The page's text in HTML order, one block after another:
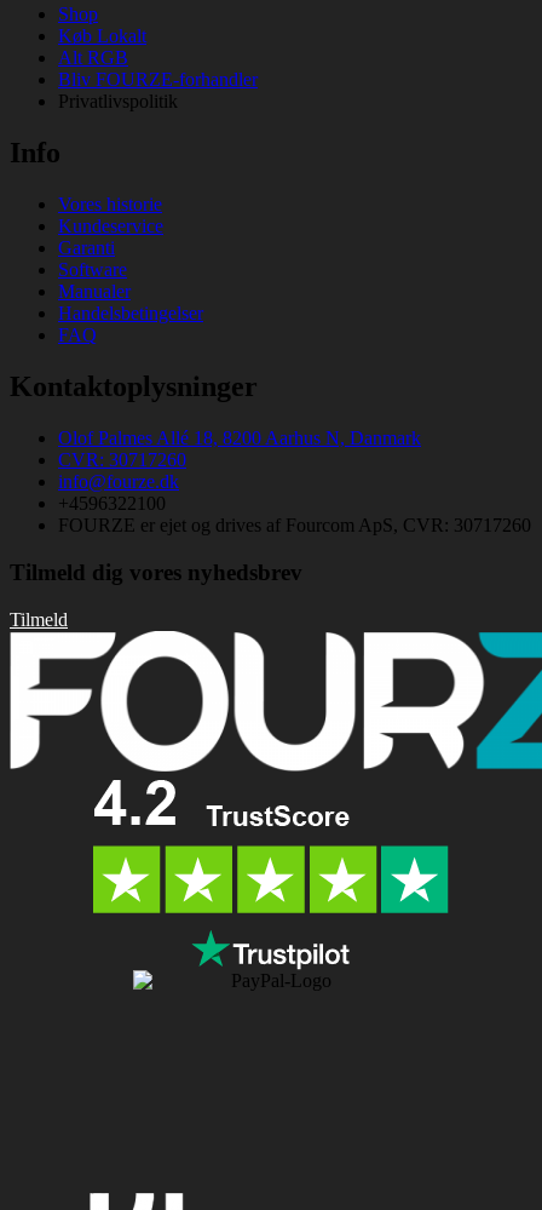
Shop
Køb Lokalt
Alt RGB
Bliv FOURZE-forhandler
Privatlivspolitik
Info
Vores historie
Kundeservice
Garanti
Software
Manualer
Handelsbetingelser
FAQ
Kontaktoplysninger
Olof Palmes Allé 18, 8200 Aarhus N, Danmark
CVR: 30717260
info@fourze.dk
+4596322100
FOURZE er ejet og drives af Fourcom ApS, CVR: 30717260
Tilmeld dig vores nyhedsbrev
Tilmeld